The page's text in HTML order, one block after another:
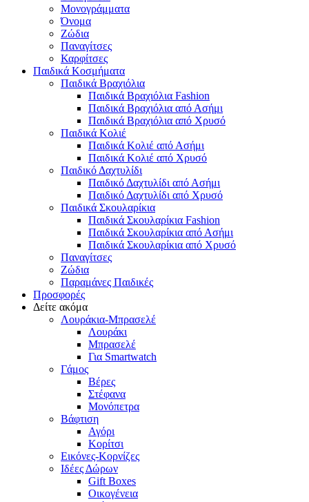
Μονογράμματα
Όνομα
Ζώδια
Παναγίτσες
Καρφίτσες
Παιδικά Κοσμήματα
Παιδικά Βραχιόλια
Παιδικά Βραχιόλια Fashion
Παιδικά Βραχιόλια από Ασήμι
Παιδικά Βραχιόλια από Χρυσό
Παιδικά Κολιέ
Παιδικά Κολιέ από Ασήμι
Παιδικά Κολιέ από Χρυσό
Παιδικό Δαχτυλίδι
Παιδικό Δαχτυλίδι από Ασήμι
Παιδικό Δαχτυλίδι από Χρυσό
Παιδικά Σκουλαρίκια
Παιδικά Σκουλαρίκια Fashion
Παιδικά Σκουλαρίκια από Ασήμι
Παιδικά Σκουλαρίκια από Χρυσό
Παναγίτσες
Ζώδια
Παραμάνες Παιδικές
Προσφορές
Δείτε ακόμα
Λουράκια-Μπρασελέ
Λουράκι
Μπρασελέ
Για Smartwatch
Γάμος
Βέρες
Στέφανα
Μονόπετρα
Βάφτιση
Αγόρι
Κορίτσι
Εικόνες-Κορνίζες
Ιδέες Δώρων
Gift Boxes
Οικογένεια